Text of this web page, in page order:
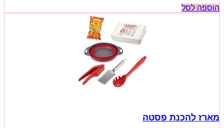
הוספה לסל
מארז להכנת פסטה